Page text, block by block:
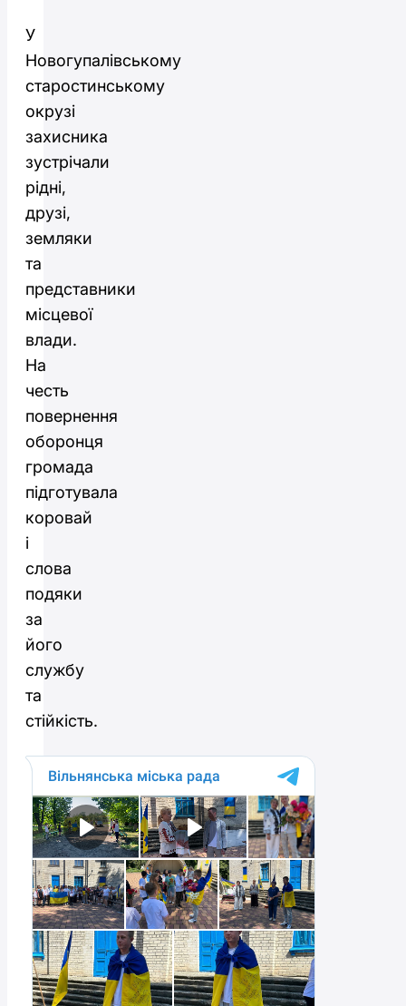
У
Новогупалівському
старостинському
окрузі
захисника
зустрічали
рідні,
друзі,
земляки
та
представники
місцевої
влади.
На
честь
повернення
оборонця
громада
підготувала
коровай
і
слова
подяки
за
його
службу
та
стійкість.